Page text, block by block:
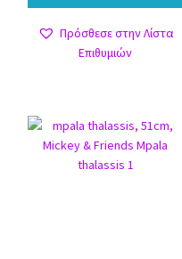
Πρόσθεσε στην Λίστα
Επιθυμιών